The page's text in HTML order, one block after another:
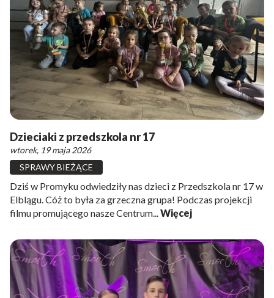
Dzieciaki z przedszkola nr 17
wtorek, 19 maja 2026
SPRAWY BIEŻĄCE
Dziś w Promyku odwiedziły nas dzieci z Przedszkola nr 17 w
Elblągu. Cóż to była za grzeczna grupa! Podczas projekcji
filmu promującego nasze Centrum...Więcej